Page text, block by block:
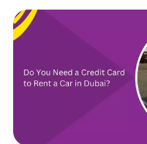
في الكرامة المرونة
والأحياء المحلية
التجارية والكنوز الخفية
ثابتة.
مع العائلة أو في رحلة
يغير طريقة
من مجرد زيارة دبي، ستتمتع